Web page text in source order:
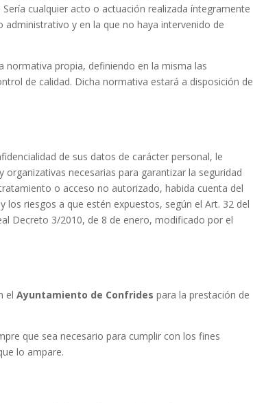
cualquier acto o actuación realizada íntegramente
y en la que no haya intervenido de
normativa propia, definiendo en la misma las
de calidad. Dicha normativa estará a disposición de
de sus datos de carácter personal, le
necesarias para garantizar la seguridad
o acceso no autorizado, habida cuenta del
riesgos a que estén expuestos, según el Art. 32 del
Decreto 3/2010, de 8 de enero, modificado por el
elAyuntamiento de Confrides para la prestación de
que sea necesario para cumplir con los fines
lo ampare.